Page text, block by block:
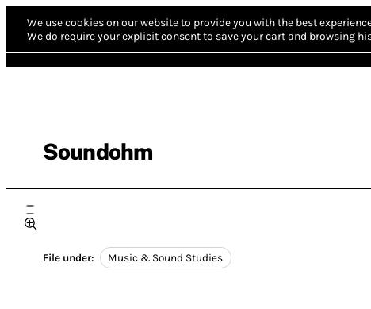
We use cookies on our website to provide you with the best
We do require your explicit consent to save your cart and browsing
Soundohm
File under: Music & Sound Studies